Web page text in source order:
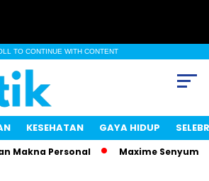
TO CONTINUE WITH CONTENT
KESEHATAN GAYA HIDUP
Personal Maxime Senyum